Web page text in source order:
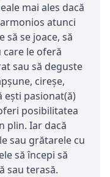
mai ales dacă
atunci
să se joace, să
care le oferă
sau să deguste
cireșe,
ești pasionat(ă)
posibilitatea
plin. Iar dacă
sau grătarele cu
să începi să
sau terasă.